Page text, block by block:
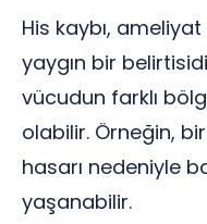
His kaybı, ameliyat
yaygın bir
vücudun farklı
olabilir. Örneğin,
hasarı nedeniyle
yaşanabilir.